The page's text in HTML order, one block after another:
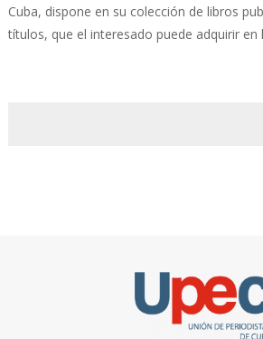
Cuba, dispone en su colección de libros
títulos, que el interesado puede adquirir en